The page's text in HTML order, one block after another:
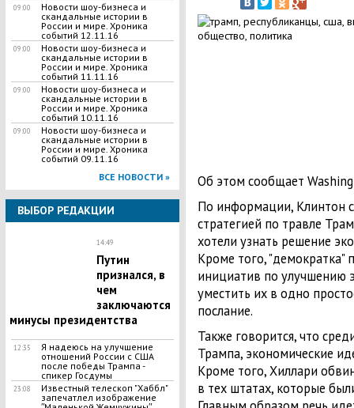
09:00
Новости шоу-бизнеса и
скандальные истории в
России и мире. Хроника
событий 12.11.16
09:00
Новости шоу-бизнеса и
скандальные истории в
России и мире. Хроника
событий 11.11.16
09:00
Новости шоу-бизнеса и
скандальные истории в
России и мире. Хроника
событий 10.11.16
09:00
Новости шоу-бизнеса и
скандальные истории в
России и мире. Хроника
событий 09.11.16
ВСЕ НОВОСТИ »
ВЫБОР РЕДАКЦИИ
14:49
Путин
признался, в
чем
заключаются
минусы президентства
12:35
Я надеюсь на улучшение
отношений России с США
после победы Трампа -
спикер Госдумы
23:08
Известный телескоп "Хаббл"
запечатлел изображение
Об этом сообщает
По информации, Клинтон
стратегией по травле
хотели узнать решение
Кроме того, "демократка"
инициатив по улучшению
уместить их в одно
послание.
Также говорится, что
Трампа, экономические
Кроме того, Хиллари
в тех штатах, которые